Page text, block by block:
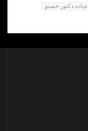
عياده دكتور حسبو